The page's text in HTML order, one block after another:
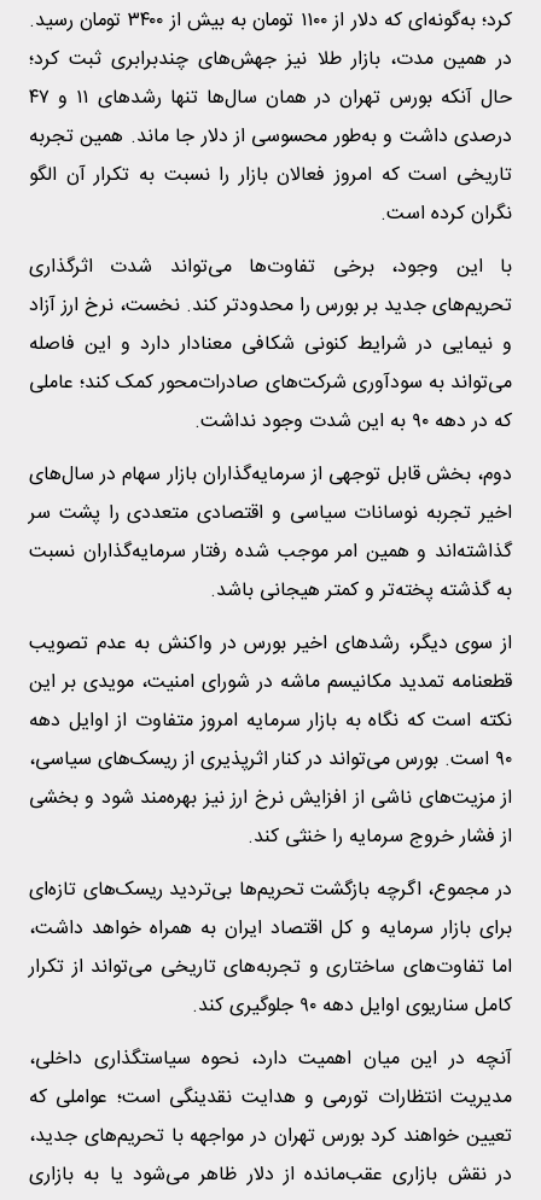
کرد؛ به‌گونه‌ای که دلار از ۱۱۰۰ تومان به بیش از ۳۴۰۰ تومان رسید.
در همین مدت، بازار طلا نیز جهش‌های چندبرابری ثبت کرد؛
حال آنکه بورس تهران در همان سال‌ها تنها رشدهای ۱۱ و ۴۷
درصدی داشت و به‌طور محسوسی از دلار جا ماند. همین تجربه
تاریخی است که امروز فعالان بازار را نسبت به تکرار آن الگو
نگران کرده است.
با این وجود، برخی تفاوت‌ها می‌تواند شدت اثرگذاری
تحریم‌های جدید بر بورس را محدودتر کند. نخست، نرخ ارز آزاد
و نیمایی در شرایط کنونی شکافی معنادار دارد و این فاصله
می‌تواند به سودآوری شرکت‌های صادرات‌محور کمک کند؛ عاملی
که در دهه ۹۰ به این شدت وجود نداشت.
دوم، بخش قابل توجهی از سرمایه‌گذاران بازار سهام در سال‌های
اخیر تجربه نوسانات سیاسی و اقتصادی متعددی را پشت سر
گذاشته‌اند و همین امر موجب شده رفتار سرمایه‌گذاران نسبت
به گذشته پخته‌تر و کمتر هیجانی باشد.
از سوی دیگر، رشدهای اخیر بورس در واکنش به عدم تصویب
قطعنامه تمدید مکانیسم ماشه در شورای امنیت، مویدی بر این
نکته است که نگاه به بازار سرمایه امروز متفاوت از اوایل دهه
۹۰ است. بورس می‌تواند در کنار اثرپذیری از ریسک‌های سیاسی،
از مزیت‌های ناشی از افزایش نرخ ارز نیز بهره‌مند شود و بخشی
از فشار خروج سرمایه را خنثی کند.
در مجموع، اگرچه بازگشت تحریم‌ها بی‌تردید ریسک‌های تازه‌ای
برای بازار سرمایه و کل اقتصاد ایران به همراه خواهد داشت،
اما تفاوت‌های ساختاری و تجربه‌های تاریخی می‌تواند از تکرار
کامل سناریوی اوایل دهه ۹۰ جلوگیری کند.
آنچه در این میان اهمیت دارد، نحوه سیاستگذاری داخلی،
مدیریت انتظارات تورمی و هدایت نقدینگی است؛ عواملی که
تعیین خواهند کرد بورس تهران در مواجهه با تحریم‌های جدید،
در نقش بازاری عقب‌مانده از دلار ظاهر می‌شود یا به بازاری